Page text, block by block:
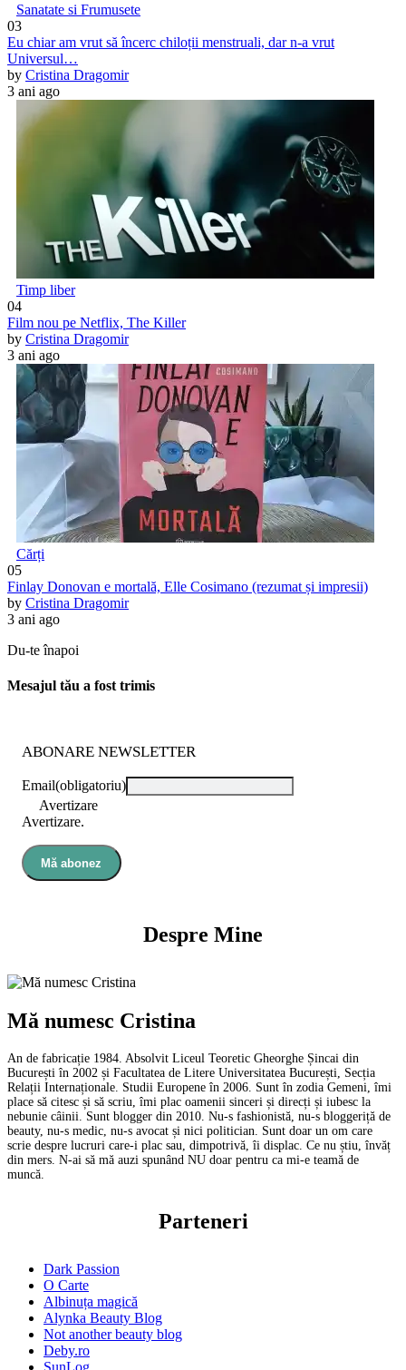
Sanatate si Frumusete
03
Eu chiar am vrut să încerc chiloții menstruali, dar n-a vrut
Universul…
by Cristina Dragomir
3 ani ago
Timp liber
04
Film nou pe Netflix, The Killer
by Cristina Dragomir
3 ani ago
Cărți
05
Finlay Donovan e mortală, Elle Cosimano (rezumat și impresii)
by Cristina Dragomir
3 ani ago
Du-te înapoi
Mesajul tău a fost trimis
ABONARE NEWSLETTER
Email(obligatoriu)
Avertizare
Avertizare.
Mă abonez
Despre Mine
Mă numesc Cristina
An de fabricație 1984. Absolvit Liceul Teoretic Gheorghe Șincai din
București în 2002 și Facultatea de Litere Universitatea București, Secția
Relații Internaționale. Studii Europene în 2006. Sunt în zodia Gemeni, îmi
place să citesc și să scriu, îmi plac oamenii sinceri și direcți și iubesc la
nebunie câinii. Sunt blogger din 2010. Nu-s fashionistă, nu-s bloggeriță de
beauty, nu-s medic, nu-s avocat și nici politician. Sunt doar un om care
scrie despre lucruri care-i plac sau, dimpotrivă, îi displac. Ce nu știu, învăț
din mers. N-ai să mă auzi spunând NU doar pentru ca mi-e teamă de
muncă.
Parteneri
Dark Passion
O Carte
Albinuța magică
Alynka Beauty Blog
Not another beauty blog
Deby.ro
SunLog